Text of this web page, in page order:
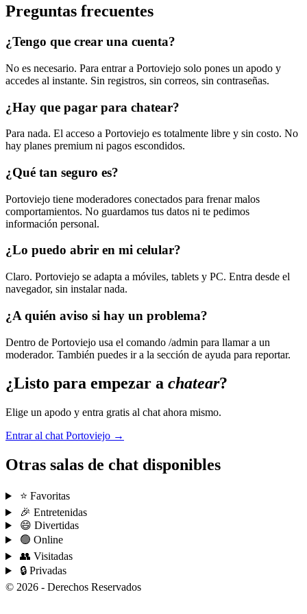
Preguntas frecuentes
¿Tengo que crear una cuenta?
No es necesario. Para entrar a Portoviejo solo pones un apodo y
accedes al instante. Sin registros, sin correos, sin contraseñas.
¿Hay que pagar para chatear?
Para nada. El acceso a Portoviejo es totalmente libre y sin costo. No
hay planes premium ni pagos escondidos.
¿Qué tan seguro es?
Portoviejo tiene moderadores conectados para frenar malos
comportamientos. No guardamos tus datos ni te pedimos
información personal.
¿Lo puedo abrir en mi celular?
Claro. Portoviejo se adapta a móviles, tablets y PC. Entra desde el
navegador, sin instalar nada.
¿A quién aviso si hay un problema?
Dentro de Portoviejo usa el comando /admin para llamar a un
moderador. También puedes ir a la sección de ayuda para reportar.
¿Listo para empezar a chatear?
Elige un apodo y entra gratis al chat ahora mismo.
Entrar al chat Portoviejo →
Otras salas de chat disponibles
⭐ Favoritas
🎉 Entretenidas
😄 Divertidas
🟢 Online
👥 Visitadas
🔒 Privadas
© 2026 - Derechos Reservados